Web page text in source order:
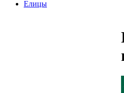
Елицы